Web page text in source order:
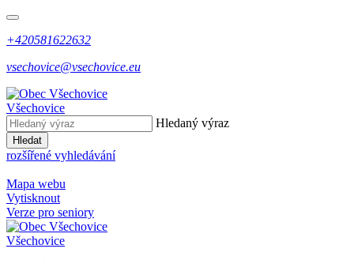
+420581622632
vsechovice@vsechovice.eu
Všechovice
Hledaný výraz
Hledat
rozšířené vyhledávání
Mapa webu
Vytisknout
Verze pro seniory
Všechovice